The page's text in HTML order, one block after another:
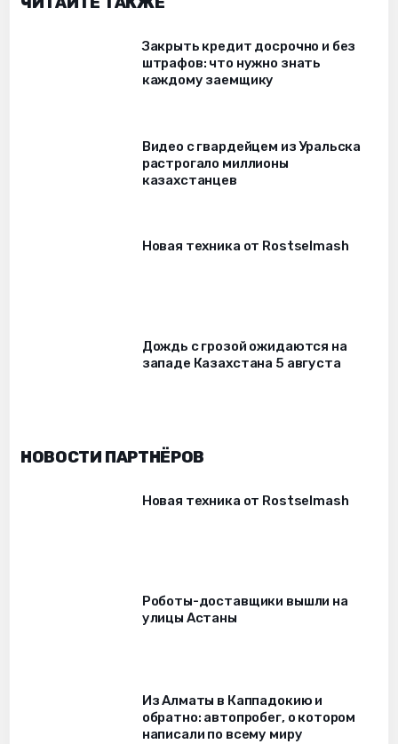
Закрыть кредит досрочно и без
штрафов: что нужно знать
каждому заемщику
Видео с гвардейцем из Уральска
растрогало миллионы
казахстанцев
Новая техника от Rostselmash
Дождь с грозой ожидаются на
западе Казахстана 5 августа
НОВОСТИ ПАРТНЁРОВ
Новая техника от Rostselmash
Роботы-доставщики вышли на
улицы Астаны
Из Алматы в Каппадокию и
обратно: автопробег, о котором
написали по всему миру